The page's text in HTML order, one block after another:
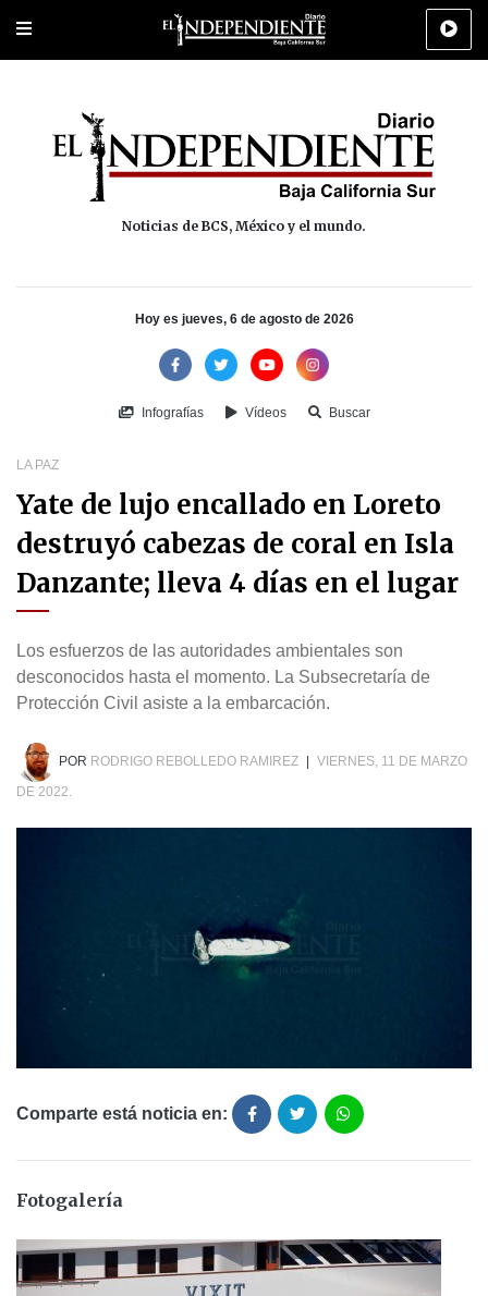
Portada Los Cabos Policiaca Deportes Cultura
Noticias de BCS, México y el mundo.
Hoy es jueves, 6 de agosto de 2026
Infografías Vídeos Buscar
LA PAZ
Yate de lujo encallado en Loreto
destruyó cabezas de coral en Isla
Danzante; lleva 4 días en el lugar
Los esfuerzos de las autoridades ambientales son
desconocidos hasta el momento. La Subsecretaría de
Protección Civil asiste a la embarcación.
POR RODRIGO REBOLLEDO RAMIREZ
VIERNES, 11 DE MARZO
DE 2022.
Comparte está noticia en:
Fotogalería